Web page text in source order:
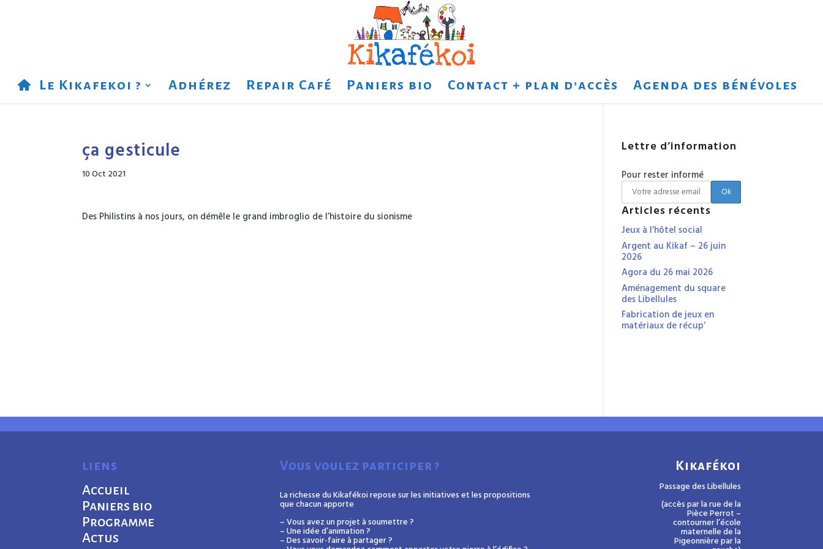
Le Kikafekoi ? Adhérez Repair Café Paniers bio Contact + plan d’accès Agenda des bénévoles
ça gesticule
10 Oct 2021
Des Philistins à nos jours, on démêle le grand imbroglio de l’histoire du sionisme
Lettre d’information
Pour rester informé
Articles récents
Jeux à l’hôtel social
Argent au Kikaf – 26 juin
2026
Agora du 26 mai 2026
Aménagement du square
des Libellules
Fabrication de jeux en
matériaux de récup’
liens
Accueil
Paniers bio
Programme
Actus
Vous voulez participer ?
La richesse du Kikafékoi repose sur les initiatives et les propositions
que chacun apporte
– Vous avez un projet à soumettre ?
– Une idée d’animation ?
– Des savoir-faire à partager ?
Kikafékoi
Passage des Libellules
(accès par la rue de la
Pièce Perrot –
contourner l’école
maternelle de la
Pigeonnière par la